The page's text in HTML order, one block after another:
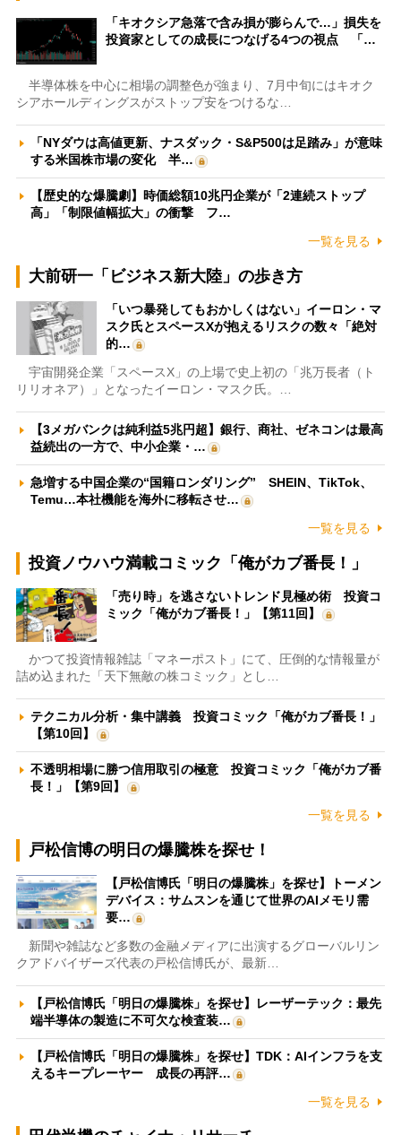
「キオクシア急落で含み損が膨らんで…」損失を
投資家としての成長につなげる4つの視点 「…
半導体株を中心に相場の調整色が強まり、7月中旬にはキオク
シアホールディングスがストップ安をつけるな…
「NYダウは高値更新、ナスダック・S&P500は足踏み」が意味
する米国株市場の変化 半…
【歴史的な爆騰劇】時価総額10兆円企業が「2連続ストップ
高」「制限値幅拡大」の衝撃 フ…
一覧を見る
大前研一「ビジネス新大陸」の歩き方
「いつ暴発してもおかしくはない」イーロン・マ
スク氏とスペースXが抱えるリスクの数々「絶対
的…
宇宙開発企業「スペースX」の上場で史上初の「兆万長者（ト
リリオネア）」となったイーロン・マスク氏。…
【3メガバンクは純利益5兆円超】銀行、商社、ゼネコンは最高
益続出の一方で、中小企業・…
急増する中国企業の“国籍ロンダリング” SHEIN、TikTok、
Temu…本社機能を海外に移転させ…
一覧を見る
投資ノウハウ満載コミック「俺がカブ番長！」
「売り時」を逃さないトレンド見極め術 投資コ
ミック「俺がカブ番長！」【第11回】
かつて投資情報雑誌「マネーポスト」にて、圧倒的な情報量が
詰め込まれた「天下無敵の株コミック」とし…
テクニカル分析・集中講義 投資コミック「俺がカブ番長！」
【第10回】
不透明相場に勝つ信用取引の極意 投資コミック「俺がカブ番
長！」【第9回】
一覧を見る
戸松信博の明日の爆騰株を探せ！
【戸松信博氏「明日の爆騰株」を探せ】トーメン
デバイス：サムスンを通じて世界のAIメモリ需
要…
新聞や雑誌など多数の金融メディアに出演するグローバルリン
クアドバイザーズ代表の戸松信博氏が、最新…
【戸松信博氏「明日の爆騰株」を探せ】レーザーテック：最先
端半導体の製造に不可欠な検査装…
【戸松信博氏「明日の爆騰株」を探せ】TDK：AIインフラを支
えるキープレーヤー 成長の再評…
一覧を見る